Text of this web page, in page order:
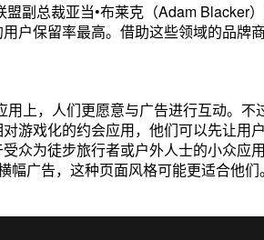
副总裁亚当•布莱克（Adam Blacker
户保留率最高。借助这些领域的品牌
用上，人们更愿意与广告进行互动。
游戏化的约会应用，他们可以先让用
众为徒步旅行者或户外人士的小众应
幅广告，这种页面风格可能更适合他们